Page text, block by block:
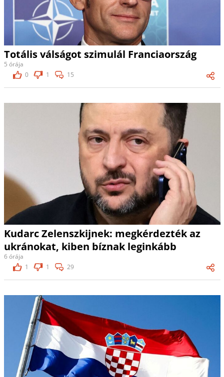
Totális válságot szimulál Franciaország
5 órája
0
1 15
Kudarc Zelenszkijnek: megkérdezték az
ukránokat, kiben bíznak leginkább
6 órája
1
1 29